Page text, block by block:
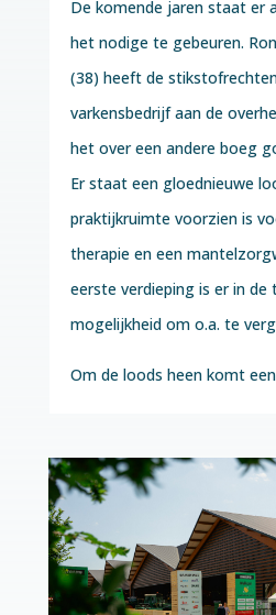
De komende jaren staat er
het nodige te gebeuren.
(38) heeft de
varkensbedrijf aan de
het over een andere boeg
Er staat een gloednieuwe
praktijkruimte voorzien is
therapie en een
eerste verdieping is er in
mogelijkheid om o.a. te
Om de loods heen komt